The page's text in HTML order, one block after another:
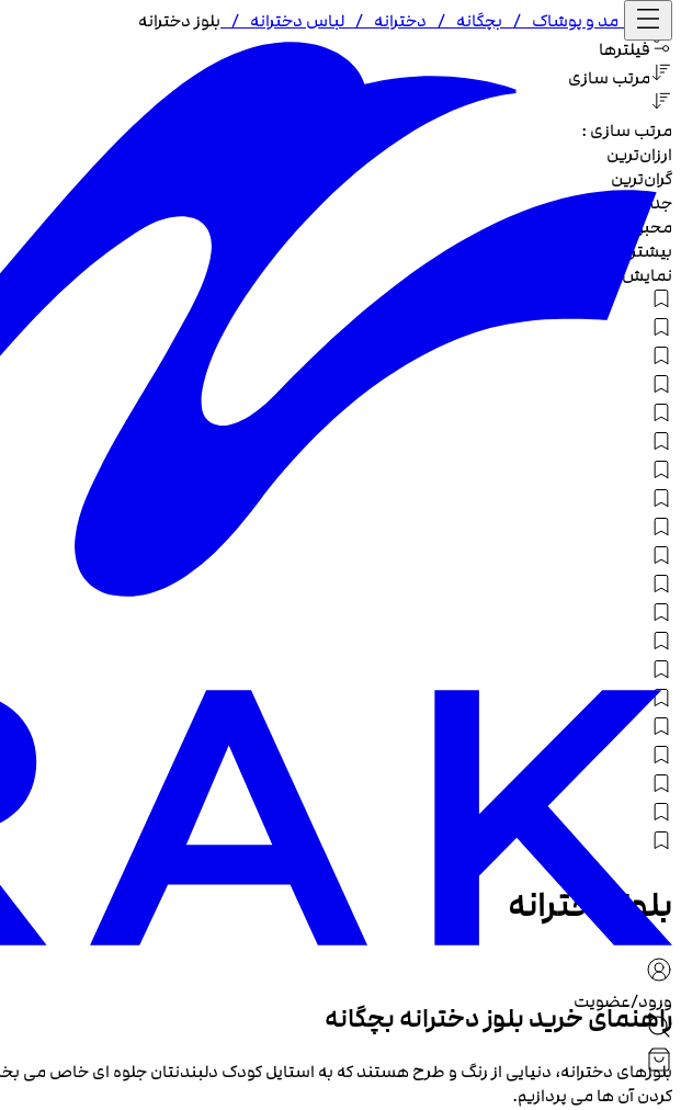
ورود/عضویت
خانه / مد و پوشاک / بچگانه / دخترانه / لباس دخترانه / بلوز دخترانه
فیلترها
مرتب سازی
مرتب سازی :
ارزان‌ترین
گران‌ترین
جدیدترین
محبوب‌ترین
بیشترین تخفیف
نمایش
بلوز دخترانه
راهنمای خرید بلوز دخترانه بچگانه
بلوزهای دخترانه، دنیایی از رنگ و طرح هستند که به استایل کودک دلبندنتان جلوه‌ ای خاص می
کردن آن ها می ‌پردازیم.